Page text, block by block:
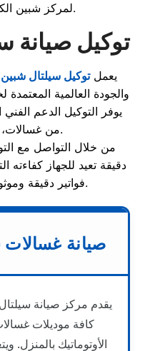
لمركز شبين الكوم بالكامل.
توكيل صيانة
يعملتوكيل سيلتال
والجودة العالمية
يوفر التوكيل الدعم
من غسالات، ثلاجات، وديب فريزر.
من خلال التواصل مع
دقيقة تعيد للجهاز كفاءته
فواتير دقيقة وموثوقة تحمي حقوق المستهلك.
صيانة غسالات
يقدم مركز صيانة
كافة موديلات
الأوتوماتيك بالمنزل.